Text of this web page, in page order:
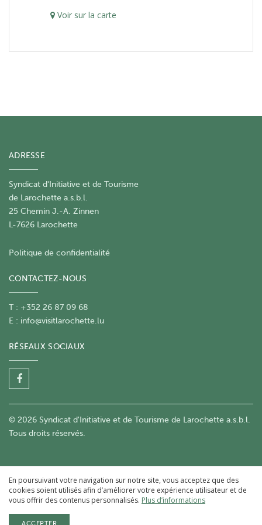
Voir sur la carte
ADRESSE
Syndicat d'Initiative et de Tourisme
de Larochette a.s.b.l.
25 Chemin J.-A. Zinnen
L-7626 Larochette
Politique de confidentialité
CONTACTEZ-NOUS
T : +352 26 87 09 68
E : info@visitlarochette.lu
RÉSEAUX SOCIAUX
© 2026 Syndicat d'Initiative et de Tourisme de Larochette a.s.b.l.
Tous droits réservés.
En poursuivant votre navigation sur notre site, vous acceptez que des
cookies soient utilisés afin d’améliorer votre expérience utilisateur et de
vous offrir des contenus personnalisés. Plus d’informations
ACCEPTER